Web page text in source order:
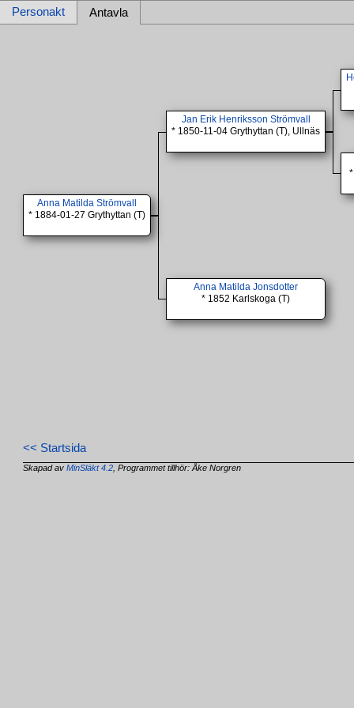
Personakt Antavla
Anna Matilda Strömvall
* 1884-01-27 Grythyttan (T)
Jan Erik Henriksson Strömvall
* 1850-11-04 Grythyttan (T), Ullnäs
Anna Matilda Jonsdotter
* 1852 Karlskoga (T)
<< Startsida
Skapad avMinSläkt 4.2 , Programmet tillhör: Åke Norgren